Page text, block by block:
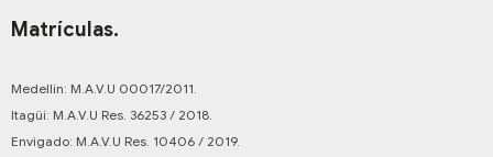
Matrículas.
Medellín: M.A.V.U 00017/2011.
Itagüí: M.A.V.U Res. 36253 / 2018.
Envigado: M.A.V.U Res. 10406 / 2019.